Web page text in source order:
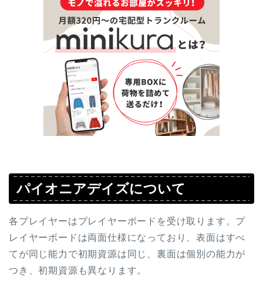
パイオニアデイズについて
各プレイヤーはプレイヤーボードを受け取ります。プ
レイヤーボードは両面仕様になっており、表面はすべ
てが同じ能力で初期資源は同じ、裏面は個別の能力が
つき、初期資源も異なります。